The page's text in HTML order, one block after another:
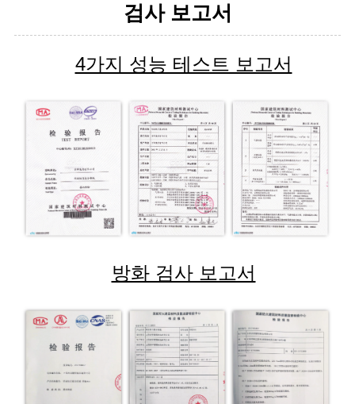
검사 보고서
4가지 성능 테스트 보고서
방화 검사 보고서